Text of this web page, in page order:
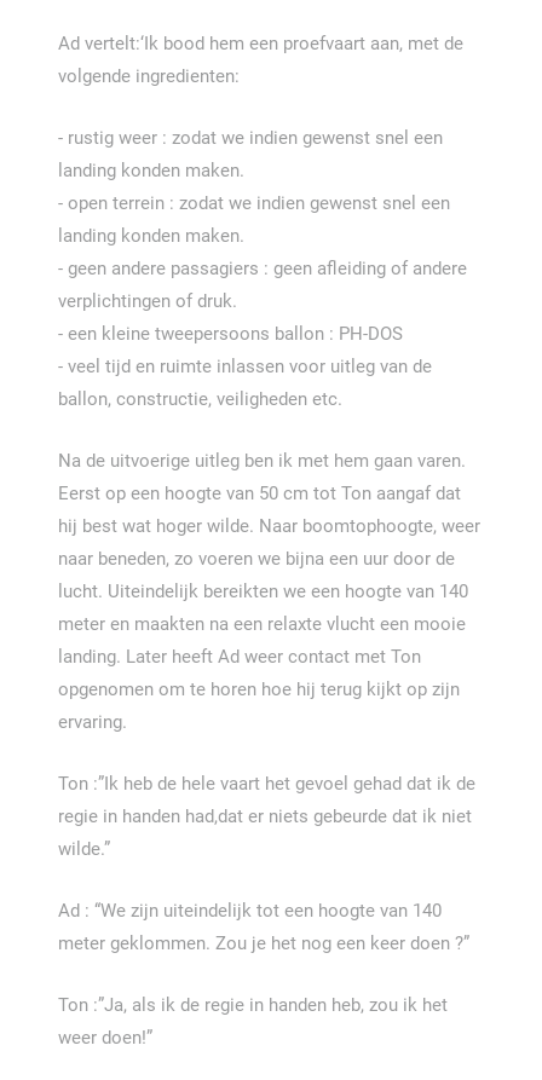
Ad vertelt:‘Ik bood hem een proefvaart aan, met de
volgende ingredienten:
- rustig weer : zodat we indien gewenst snel een
landing konden maken.
- open terrein : zodat we indien gewenst snel een
landing konden maken.
- geen andere passagiers : geen afleiding of andere
verplichtingen of druk.
- een kleine tweepersoons ballon : PH-DOS
- veel tijd en ruimte inlassen voor uitleg van de
ballon, constructie, veiligheden etc.
Na de uitvoerige uitleg ben ik met hem gaan varen.
Eerst op een hoogte van 50 cm tot Ton aangaf dat
hij best wat hoger wilde. Naar boomtophoogte, weer
naar beneden, zo voeren we bijna een uur door de
lucht. Uiteindelijk bereikten we een hoogte van 140
meter en maakten na een relaxte vlucht een mooie
landing. Later heeft Ad weer contact met Ton
opgenomen om te horen hoe hij terug kijkt op zijn
ervaring.
Ton :”Ik heb de hele vaart het gevoel gehad dat ik de
regie in handen had,dat er niets gebeurde dat ik niet
wilde.”
Ad : “We zijn uiteindelijk tot een hoogte van 140
meter geklommen. Zou je het nog een keer doen ?”
Ton :”Ja, als ik de regie in handen heb, zou ik het
weer doen!”